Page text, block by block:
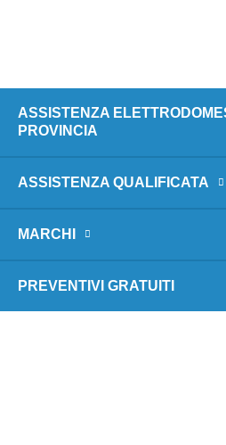
ASSISTENZA
PROVINCIA
ASSISTENZA QUALIFICATA
MARCHI
PREVENTIVI GRATUITI